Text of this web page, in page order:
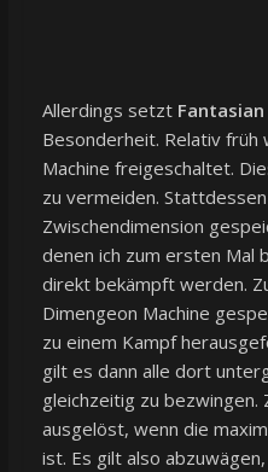
Allerdings setzt
Besonderheit. Relativ früh
Machine freigeschaltet.
zu vermeiden.
Zwischendimension
denen ich zum ersten Mal
direkt bekämpft werden.
Dimengeon Machine
zu einem Kampf
gilt es dann alle dort
gleichzeitig zu bezwingen.
ausgelöst, wenn die
ist. Es gilt also